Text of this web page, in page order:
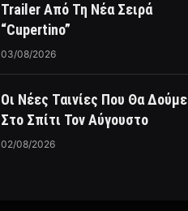
Trailer Από Τη Νέα Σειρά
“Cupertino”
03/08/2026
Οι Νέες Ταινίες Που Θα Δούμε
Στο Σπίτι Τον Αύγουστο
02/08/2026